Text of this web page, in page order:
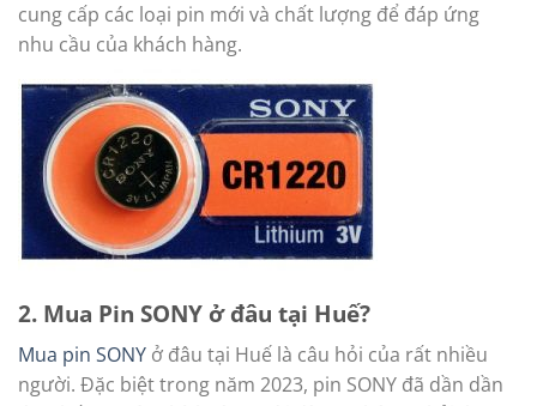
cung cấp các loại pin mới và chất lượng để đáp ứng
nhu cầu của khách hàng.
2. Mua Pin SONY ở đâu tại Huế?
Mua pin SONY ở đâu tại Huế là câu hỏi của rất nhiều
người. Đặc biệt trong năm 2023, pin SONY đã dần dần